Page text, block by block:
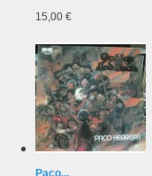
15,00 €
Paco...